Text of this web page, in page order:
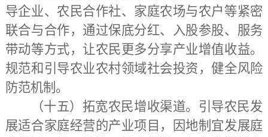
导企业、农民合作社、家庭农场与农户等紧密
联合与合作，通过保底分红、入股参股、服务
带动等方式，让农民更多分享产业增值收益。
规范和引导农业农村领域社会投资，健全风险
防范机制。
（十五）拓宽农民增收渠道。 引导农民发
展适合家庭经营的产业项目，因地制宜发展庭